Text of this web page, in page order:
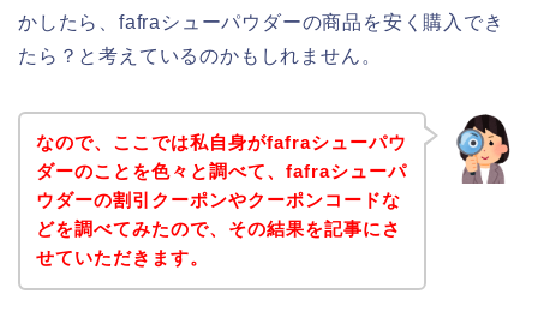
かしたら、fafraシューパウダーの商品を安く購入でき
たら？と考えているのかもしれません。
なので、ここでは私自身がfafraシューパウ
ダーのことを色々と調べて、fafraシューパ
ウダーの割引クーポンやクーポンコードな
どを調べてみたので、その結果を記事にさ
せていただきます。